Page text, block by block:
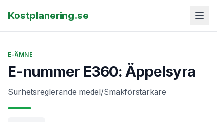
Kostplanering.se
E-ÄMNE
E-nummer E360: Äppelsyra
Surhetsreglerande medel/Smakförstärkare